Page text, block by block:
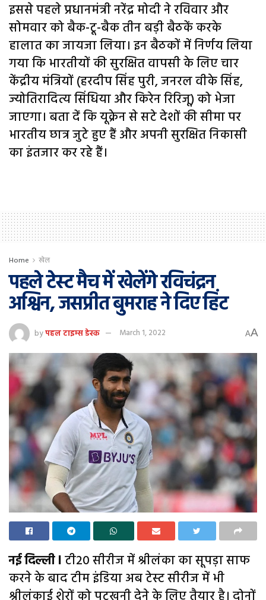
इससे पहले प्रधानमंत्री नरेंद्र मोदी ने रविवार और
सोमवार को बैक-टू-बैक तीन बड़ी बैठकें करके
हालात का जायजा लिया। इन बैठकों में निर्णय लिया
गया कि भारतीयों की सुरक्षित वापसी के लिए चार
केंद्रीय मंत्रियों (हरदीप सिंह पुरी, जनरल वीके सिंह,
ज्योतिरादित्य सिंधिया और किरेन रिरिजू) को भेजा
जाएगा। बता दें कि यूक्रेन से सटे देशों की सीमा पर
भारतीय छात्र जुटे हुए हैं और अपनी सुरक्षित निकासी
का इंतजार कर रहे हैं।
Home खेल
पहले टेस्ट मैच में खेलेंगे रविचंद्रन
अश्विन, जसप्रीत बुमराह ने दिए हिंट
byपहल टाइम्स डेस्क March 1, 2022 AA
नई दिल्ली lटी20 सीरीज में श्रीलंका का सूपड़ा साफ
करने के बाद टीम इंडिया अब टेस्ट सीरीज में भी